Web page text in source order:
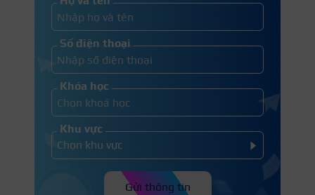
Số điện thoại
Khóa học
Khu vực
Gửi thông tin